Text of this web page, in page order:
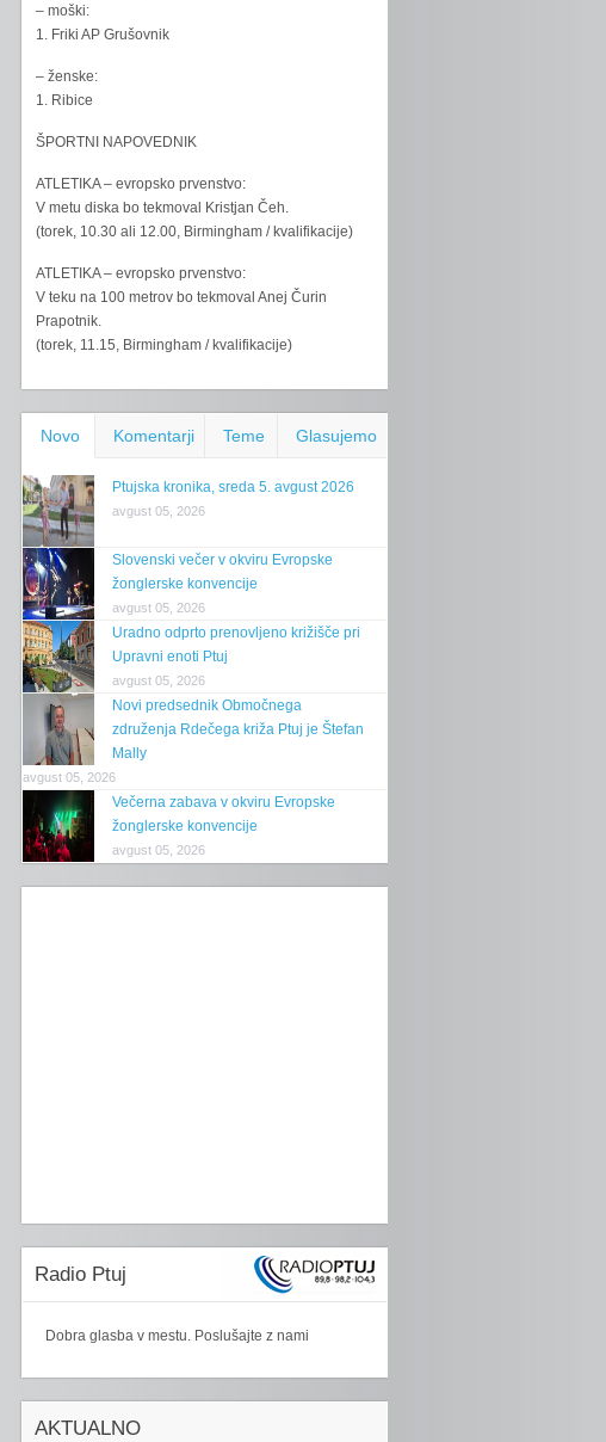
– moški:
1. Friki AP Grušovnik
– ženske:
1. Ribice
ŠPORTNI NAPOVEDNIK
ATLETIKA – evropsko prvenstvo:
V metu diska bo tekmoval Kristjan Čeh.
(torek, 10.30 ali 12.00, Birmingham / kvalifikacije)
ATLETIKA – evropsko prvenstvo:
V teku na 100 metrov bo tekmoval Anej Čurin
Prapotnik.
(torek, 11.15, Birmingham / kvalifikacije)
Novo Komentarji Teme Glasujemo
Ptujska kronika, sreda 5. avgust 2026
avgust 05, 2026
Slovenski večer v okviru Evropske
žonglerske konvencije
avgust 05, 2026
Uradno odprto prenovljeno križišče pri
Upravni enoti Ptuj
avgust 05, 2026
Novi predsednik Območnega
združenja Rdečega križa Ptuj je Štefan
Mally
avgust 05, 2026
Večerna zabava v okviru Evropske
žonglerske konvencije
avgust 05, 2026
Radio Ptuj
Dobra glasba v mestu. Poslušajte z nami
AKTUALNO